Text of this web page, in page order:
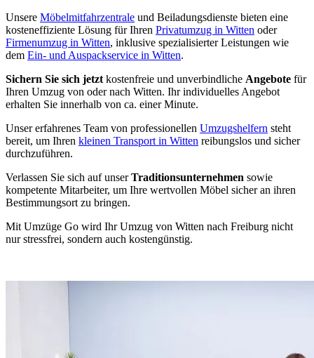
Unsere Möbelmitfahrzentrale und Beiladungsdienste bieten eine
kosteneffiziente Lösung für Ihren Privatumzug in Witten oder
Firmenumzug in Witten, inklusive spezialisierter Leistungen wie
dem Ein- und Auspackservice in Witten.
Sichern Sie sich jetzt kostenfreie und unverbindliche Angebote für
Ihren Umzug von oder nach Witten. Ihr individuelles Angebot
erhalten Sie innerhalb von ca. einer Minute.
Unser erfahrenes Team von professionellen Umzugshelfern steht
bereit, um Ihren kleinen Transport in Witten reibungslos und sicher
durchzuführen.
Verlassen Sie sich auf unserTraditionsunternehmen sowie
kompetente Mitarbeiter, um Ihre wertvollen Möbel sicher an ihren
Bestimmungsort zu bringen.
Mit Umzüge Go wird Ihr Umzug von Witten nach Freiburg nicht
nur stressfrei, sondern auch kostengünstig.